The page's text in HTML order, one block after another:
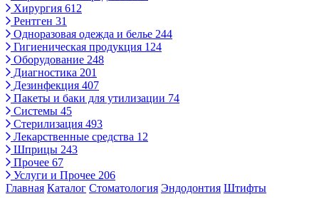
Хирургия 612
Рентген 31
Одноразовая одежда и белье 244
Гигиеническая продукция 124
Оборудование 248
Диагностика 201
Дезинфекция 407
Пакеты и баки для утилизации 74
Системы 45
Стерилизация 493
Лекарственные средства 12
Шприцы 243
Прочее 67
Услуги и Прочее 206
Главная Каталог Стоматология Эндодонтия Штифты